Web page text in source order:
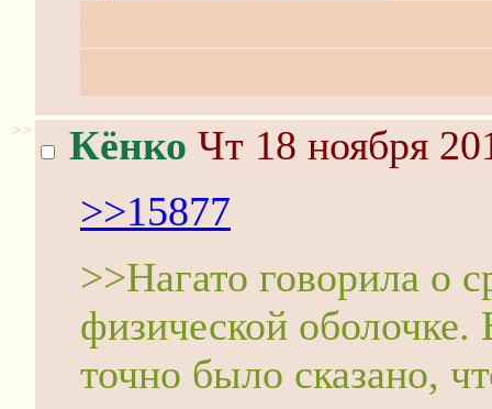
>> Кёнко Чт 18 ноября
>>15877
>>Нагато говорила о
физической оболочке.
точно было сказано,